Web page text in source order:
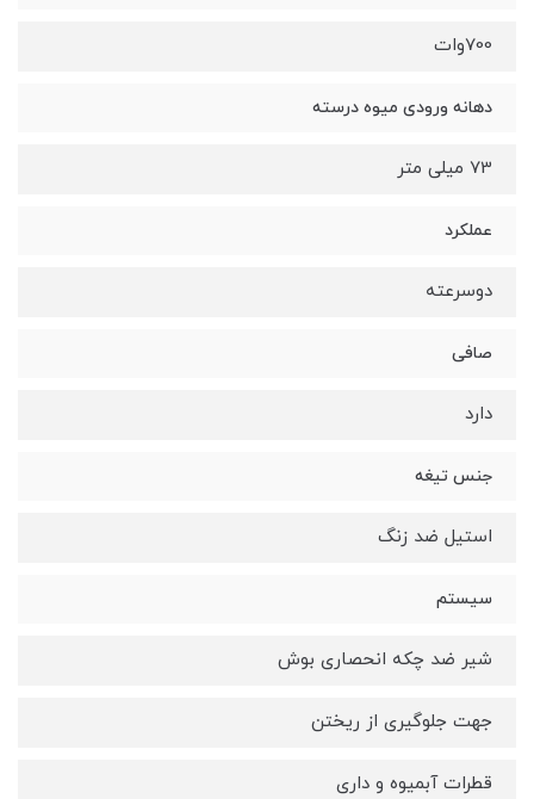
700وات
دهانه ورودی میوه درسته
73 میلی متر
عملکرد
دوسرعته
صافی
دارد
جنس تیغه
استیل ضد زنگ
سیستم
شیر ضد چکه انحصاری بوش
جهت جلوگیری از ریختن
قطرات آبمیوه و داری